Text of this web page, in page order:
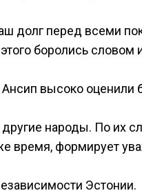
долг перед всеми
боролись словом
высоко оценили
народы. По их
время, формирует
Эстонии.